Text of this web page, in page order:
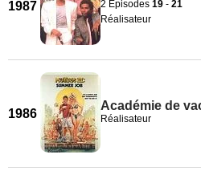
1987 2 Episodes 19 - 21
Réalisateur
1986
Académie de
Réalisateur